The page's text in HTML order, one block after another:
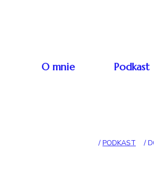
Główna
O mnie Podkast
/ PODKAST /